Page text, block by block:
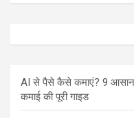
AI से पैसे कैसे कमाएं? 9
कमाई की पूरी गाइड